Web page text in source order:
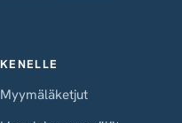
KENELLE
Myymäläketjut